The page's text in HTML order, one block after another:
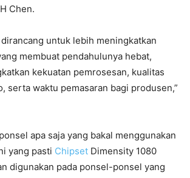
Chen.
untuk lebih meningkatkan
membuat pendahulunya hebat,
kekuatan pemrosesan, kualitas
serta waktu pemasaran bagi produsen,”
apa saja yang bakal menggunakan
yang pasti Chipset Dimensity 1080
digunakan pada ponsel-ponsel yang